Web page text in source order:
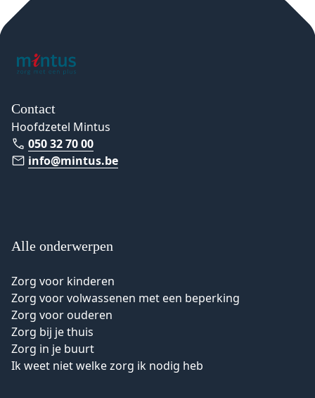
Contact
Hoofdzetel Mintus
050 32 70 00
info@mintus.be
Alle onderwerpen
Zorg voor kinderen
Zorg voor volwassenen met een beperking
Zorg voor ouderen
Zorg bij je thuis
Zorg in je buurt
Ik weet niet welke zorg ik nodig heb